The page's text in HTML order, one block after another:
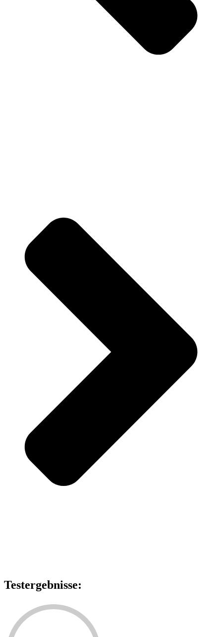
Testergebnisse: